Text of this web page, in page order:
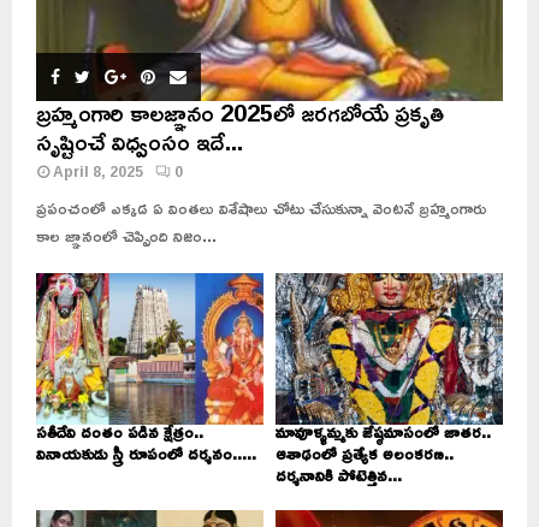
బ్రహ్మంగారి కాలజ్ఞానం 2025లో జరగబోయే ప్రకృతి
సృష్టించే విధ్వంసం ఇదే...
April 8, 2025 0
ప్రపంచంలో ఎక్కడ ఏ వింతలు విశేషాలు చోటు చేసుకున్నా వెంటనే బ్రహ్మంగారు
కాల జ్ఞానంలో చెప్పింది నిజం...
సతీదేవి దంతం పడిన క్షేత్రం..
వినాయకుడు స్త్రీ రూపంలో దర్శనం.....
మావూళ్ళమ్మకు జేష్ఠమాసంలో జాతర..
ఆశాఢంలో ప్రత్యేక అలంకరణ..
దర్శనానికి పోటెత్తిన...